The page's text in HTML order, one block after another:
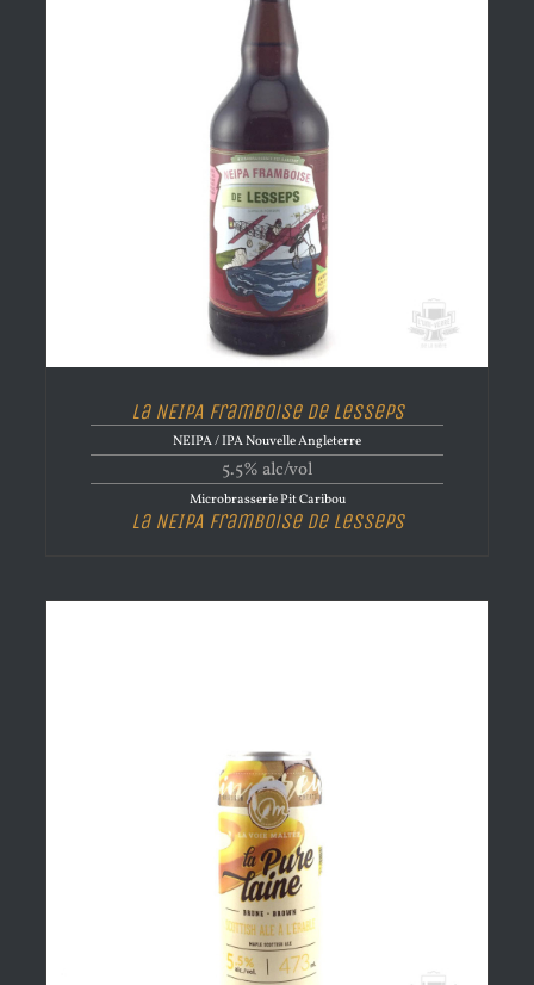
La NEIPA Framboise de Lesseps
NEIPA / IPA Nouvelle Angleterre
5.5% alc/vol
Microbrasserie Pit Caribou
La NEIPA Framboise de Lesseps